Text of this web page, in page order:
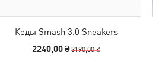
Кеды Smash 3.0 Sneakers
2240,00 ₴3190,00 ₴